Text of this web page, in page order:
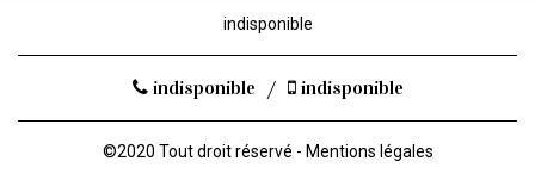
indisponible
indisponible / indisponible
©2020 Tout droit réservé - Mentions légales